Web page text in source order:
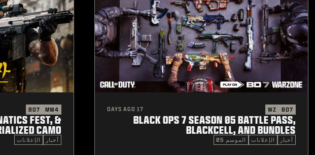
BO7
WZ
17 DAYS AGO
BLACK OPS 7 SEASON 05 BATTLE PASS,
BLACKCELL, AND BUNDLES
أخبار الإعلانات الموسم 05
MW4
BO7
FEST, &
CAMO
أخبار الإعلانات